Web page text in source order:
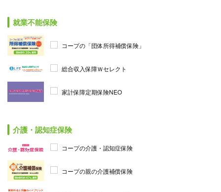
就業不能保険
コープの「団体所得補償保険」
総合収入保障Ｗセレクト
家計保障定期保険NEO
介護・認知症保険
コープの介護・認知症保険
コープの親の介護補償保険